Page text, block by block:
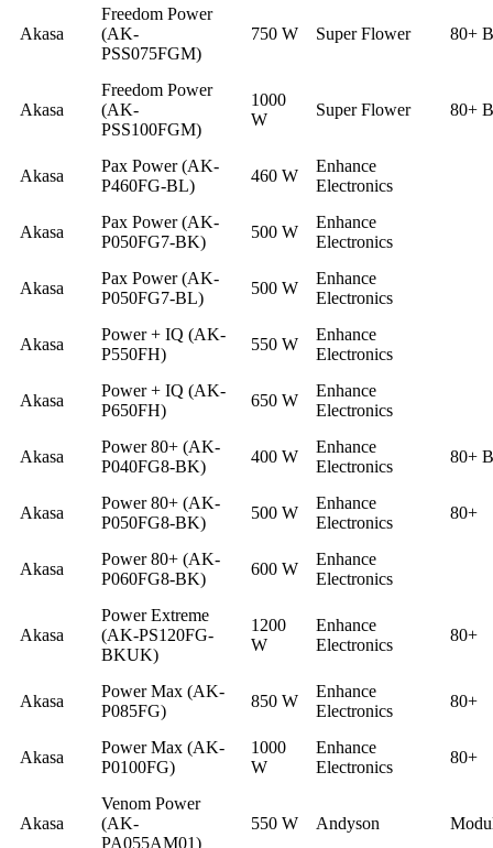
Akasa
Freedom Power
(AK-
PSS075FGM)
750 W Super Flower 80+
Akasa
Freedom Power
(AK-
PSS100FGM)
1000
W
Super Flower 80+
Akasa
Pax Power (AK-
P460FG-BL)
460 W
Enhance
Electronics
Akasa
Pax Power (AK-
P050FG7-BK)
500 W
Enhance
Electronics
Akasa
Pax Power (AK-
P050FG7-BL)
500 W
Enhance
Electronics
Akasa
Power + IQ (AK-
P550FH)
550 W
Enhance
Electronics
Akasa
Power + IQ (AK-
P650FH)
650 W
Enhance
Electronics
Akasa
Power 80+ (AK-
P040FG8-BK)
400 W
Enhance
Electronics
80+
Akasa
Power 80+ (AK-
P050FG8-BK)
500 W
Enhance
Electronics
80+
Akasa
Power 80+ (AK-
P060FG8-BK)
600 W
Enhance
Electronics
Akasa
Power Extreme
(AK-PS120FG-
BKUK)
1200
W
Enhance
Electronics
80+
Akasa
Power Max (AK-
P085FG)
850 W
Enhance
Electronics
80+
Akasa
Power Max (AK-
P0100FG)
1000
W
Enhance
Electronics
80+
Akasa
Venom Power
(AK-
PA055AM01)
550 W Andyson